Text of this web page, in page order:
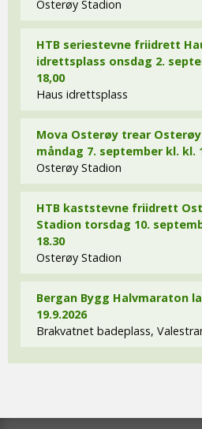
Osterøy Stadion
HTB seriestevne friidrett
idrettsplass onsdag 2.
18,00
Haus idrettsplass
Mova Osterøy trear
måndag 7. september kl. kl.
Osterøy Stadion
HTB kaststevne friidrett
Stadion torsdag 10.
18.30
Osterøy Stadion
Bergan Bygg Halvmaraton
19.9.2026
Brakvatnet badeplass,